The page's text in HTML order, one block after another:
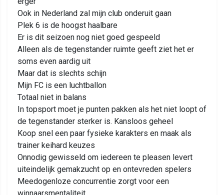
Ook in Nederland zal mijn club onderuit gaan
Plek 6 is de hoogst haalbare
Er is dit seizoen nog niet goed gespeeld
Alleen als de tegenstander ruimte geeft ziet het er
soms even aardig uit
Maar dat is slechts schijn
Mijn FC is een luchtballon
Totaal niet in balans
In topsport moet je punten pakken als het niet loopt of
de tegenstander sterker is. Kansloos geheel
Koop snel een paar fysieke karakters en maak als
trainer keihard keuzes
Onnodig gewisseld om iedereen te pleasen levert
uiteindelijk gemakzucht op en ontevreden spelers
Meedogenloze concurrentie zorgt voor een